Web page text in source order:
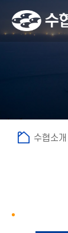
수협소개